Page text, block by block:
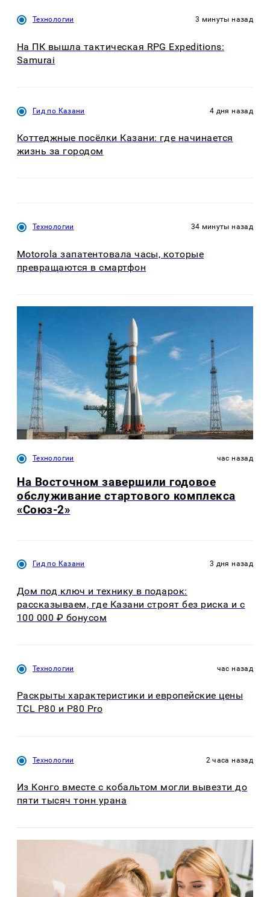
Технологии 3 минуты назад
На ПК вышла тактическая RPG Expeditions:
Samurai
Гид по Казани 4 дня назад
Коттеджные посёлки Казани: где начинается
жизнь за городом
Технологии 34 минуты назад
Motorola запатентовала часы, которые
превращаются в смартфон
Технологии час назад
На Восточном завершили годовое
обслуживание стартового комплекса
«Союз-2»
Гид по Казани 3 дня назад
Дом под ключ и технику в подарок:
рассказываем, где Казани строят без риска и с
100 000 ₽ бонусом
Технологии час назад
Раскрыты характеристики и европейские цены
TCL P80 и P80 Pro
Технологии 2 часа назад
Из Конго вместе с кобальтом могли вывезти до
пяти тысяч тонн урана